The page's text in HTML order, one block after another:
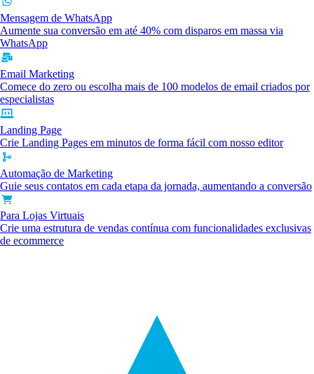
Mensagem de WhatsApp
Aumente sua conversão em até 40% com disparos em massa via
WhatsApp
Email Marketing
Comece do zero ou escolha mais de 100 modelos de email criados por
especialistas
Landing Page
Crie Landing Pages em minutos de forma fácil com nosso editor
Automação de Marketing
Guie seus contatos em cada etapa da jornada, aumentando a conversão
Para Lojas Virtuais
Crie uma estrutura de vendas contínua com funcionalidades exclusivas
de ecommerce